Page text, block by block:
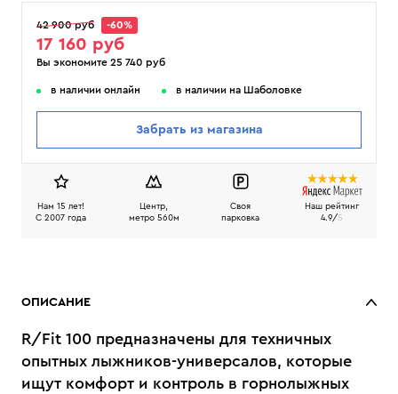
42 900 руб -60%
17 160 руб
Вы экономите 25 740 руб
в наличии онлайн в наличии на Шаболовке
Забрать из магазина
Нам 15 лет!
C 2007 года
Центр,
метро 560м
Своя
парковка
Наш рейтинг
4.9/5
ОПИСАНИЕ
R/Fit 100 предназначены для техничных
опытных лыжников-универсалов, которые
ищут комфорт и контроль в горнолыжных